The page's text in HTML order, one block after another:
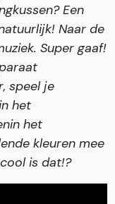
Een
Naar de
Super gaaf!
speel je
het
het
kleuren mee
is dat!?